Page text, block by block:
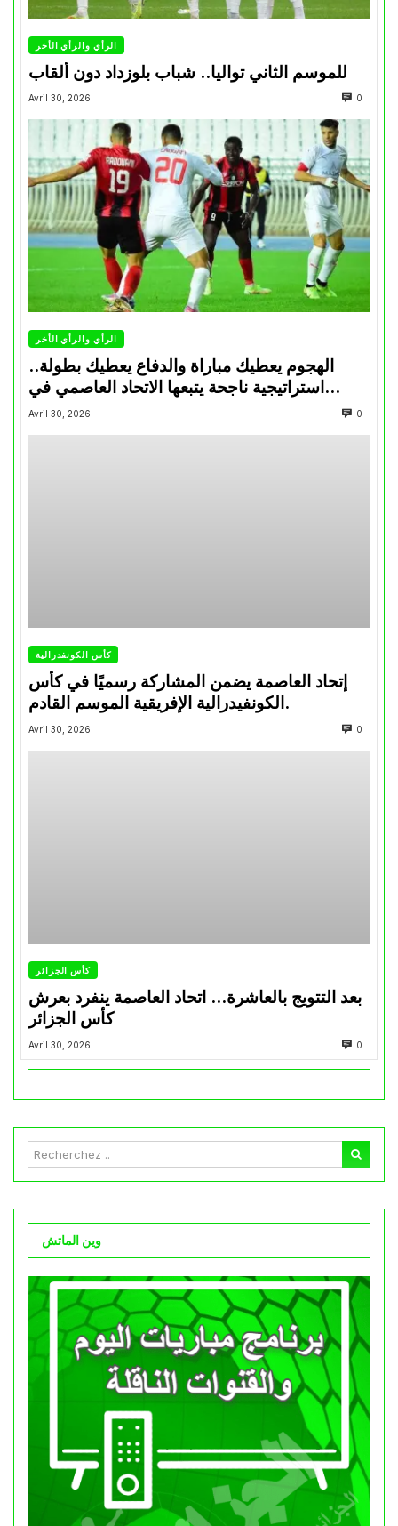
الرأي والرأي الأخر
للموسم الثاني تواليا.. شباب بلوزداد دون ألقاب
Avril 30, 2026 0
الرأي والرأي الأخر
الهجوم يعطيك مباراة والدفاع يعطيك بطولة..
استراتيجية ناجحة يتبعها الاتحاد العاصمي في
تتويجاته آخر السنوات
Avril 30, 2026 0
كأس الكونفدرالية
إتحاد العاصمة يضمن المشاركة رسميًا في كأس
الكونفيدرالية الإفريقية الموسم القادم.
Avril 30, 2026 0
كأس الجزائر
بعد التتويج بالعاشرة… اتحاد العاصمة ينفرد بعرش
كأس الجزائر
Avril 30, 2026 0
وين الماتش